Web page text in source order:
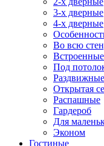
3-х дверные
4-х дверные
Во всю
Под
Открытая
Распашные
Гардероб
Для
Эконом
Гостиные